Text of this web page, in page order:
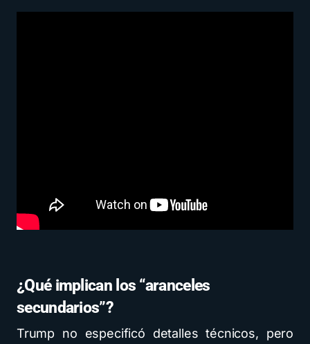
¿Qué implican los “aranceles
secundarios”?
Trump no especificó detalles técnicos, pero